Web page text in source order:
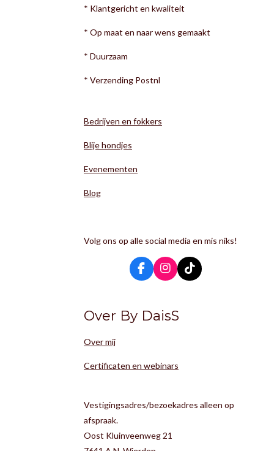
* Klantgericht en kwaliteit
* Op maat en naar wens gemaakt
* Duurzaam
* Verzending Postnl
Bedrijven en fokkers
Blije hondjes
Evenementen
Blog
Volg ons op alle social media en mis niks!
F
a
b
I
n
a
T
i
Over By DaisS
Over mij
Certificaten en webinars
Vestigingsadres/bezoekadres alleen op
afspraak.
Oost Kluinveenweg 21